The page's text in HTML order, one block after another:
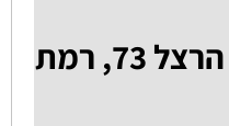
ענק השעונים רח' הרצל 73, רמת